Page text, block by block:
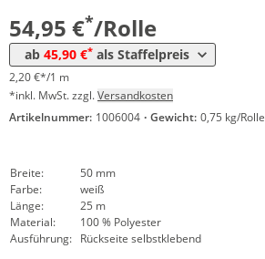
54,95 €*/Rolle
ab 45,90 €* als Staffelpreis
2,20 €*/1 m
*inkl. MwSt. zzgl.Versandkosten
Artikelnummer: 1006004 · Gewicht: 0,75 kg/Rolle
Breite:
50 mm
Farbe:
weiß
Länge:
25 m
Material:
100 % Polyester
Ausführung: Rückseite selbstklebend